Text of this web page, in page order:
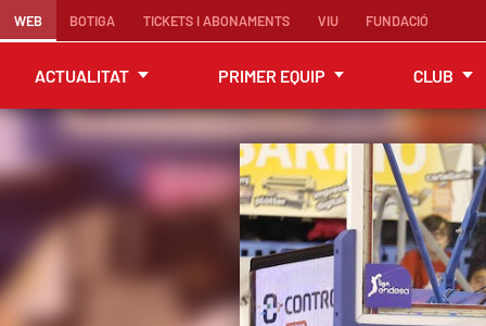
WEB BOTIGA TICKETS I ABONAMENTS VIU FUNDACIÓ
ACTUALITAT PRIMER EQUIP CLUB